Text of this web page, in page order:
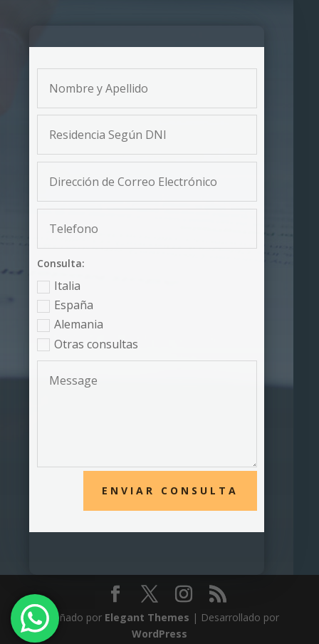
Consulta:
Italia
España
Alemania
Otras consultas
ENVIAR CONSULTA
Diseñado por Elegant Themes | Desarrollado por
WordPress